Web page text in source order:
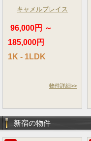
キャメルプレイス
96,000円 ～
185,000円
1K - 1LDK
物件詳細>>
新宿の物件